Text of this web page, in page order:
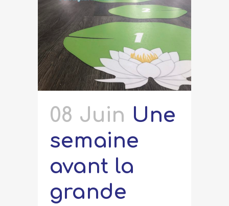
08 Juin Une
semaine
avant la
grande